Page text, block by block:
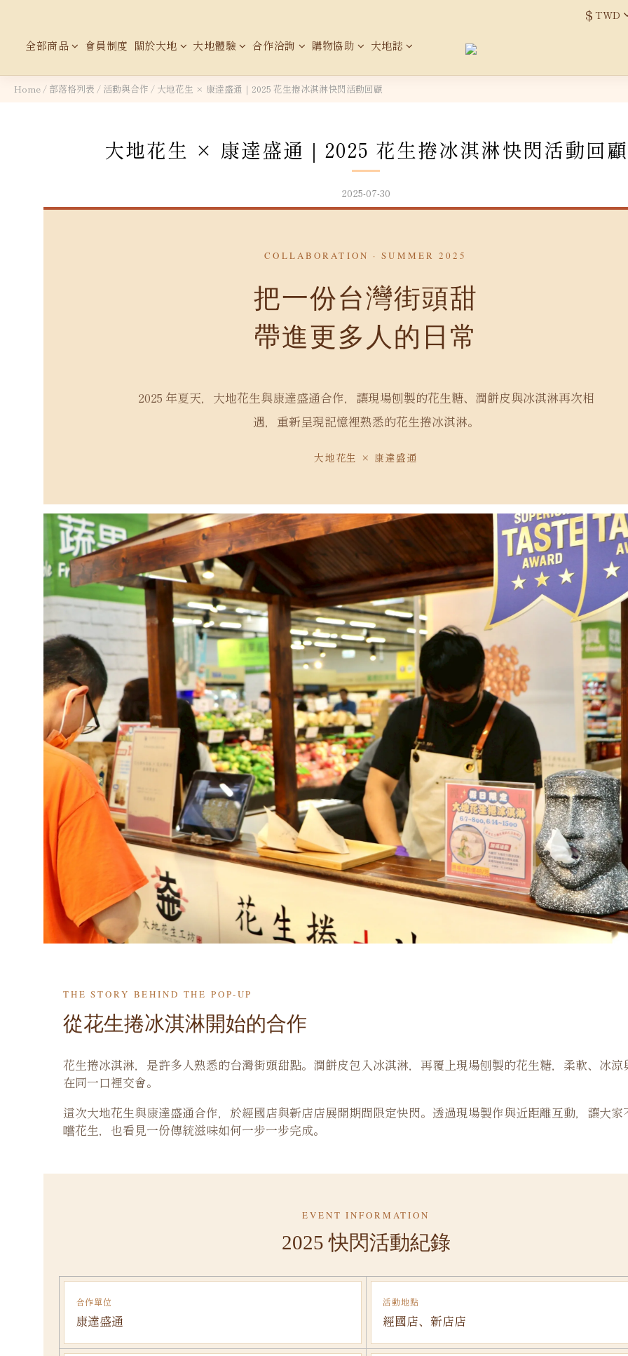
$ TWD
全部商品 會員制度 關於大地 大地體驗 合作洽詢 購物協助 大地誌
Home/ 部落格列表 / 活動與合作 / 大地花生 × 康達盛通｜2025 花生捲冰淇淋快閃活動回顧
大地花生 × 康達盛通｜2025 花生捲冰淇淋快閃活動回顧
2025-07-30
COLLABORATION · SUMMER 2025
把一份台灣街頭甜
帶進更多人的日常
2025 年夏天，大地花生與康達盛通合作，讓現場刨製的花生糖、潤餅皮與冰淇淋再次相
遇，重新呈現記憶裡熟悉的花生捲冰淇淋。
大地花生 × 康達盛通
THE STORY BEHIND THE POP-UP
從花生捲冰淇淋開始的合作
花生捲冰淇淋，是許多人熟悉的台灣街頭甜點。潤餅皮包入冰淇淋，再覆上現場刨製的花生糖，柔軟、冰涼
在同一口裡交會。
這次大地花生與康達盛通合作，於經國店與新店店展開期間限定快閃。透過現場製作與近距離互動，讓大家
嚐花生，也看見一份傳統滋味如何一步一步完成。
EVENT INFORMATION
2025 快閃活動紀錄
合作單位
康達盛通
活動地點
經國店、新店店